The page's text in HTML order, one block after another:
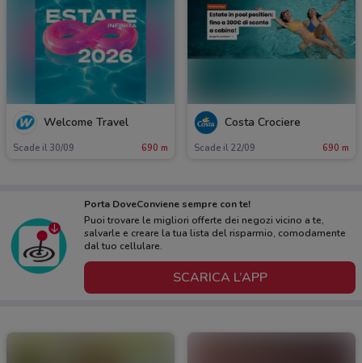
Welcome Travel
Scade il 30/09 690 m
Costa Crociere
Scade il 22/09 690 m
Porta DoveConviene sempre con te!
Puoi trovare le migliori offerte dei negozi vicino a te,
salvarle e creare la tua lista del risparmio, comodamente
dal tuo cellulare.
SCARICA L’APP